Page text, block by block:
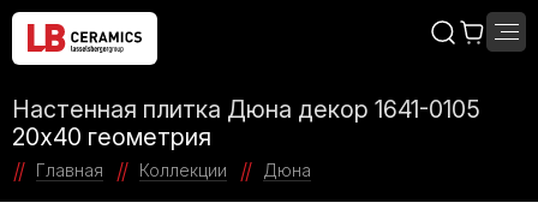
Настенная плитка Дюна декор 1641-0105
20x40 геометрия
Главная Коллекции Дюна